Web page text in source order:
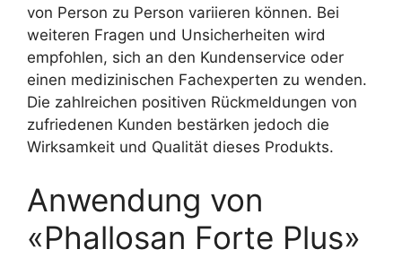
von Person zu Person variieren können. Bei
weiteren Fragen und Unsicherheiten wird
empfohlen, sich an den Kundenservice oder
einen medizinischen Fachexperten zu wenden.
Die zahlreichen positiven Rückmeldungen von
zufriedenen Kunden bestärken jedoch die
Wirksamkeit und Qualität dieses Produkts.
Anwendung von
«Phallosan Forte Plus»